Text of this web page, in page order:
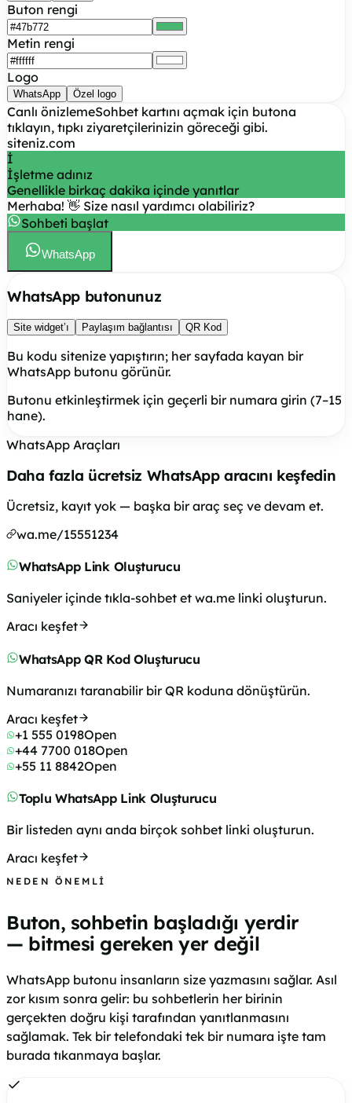
Buton rengi
Metin rengi
Logo
WhatsApp Özel logo
Canlı önizlemeSohbet kartını açmak için butona
tıklayın, tıpkı ziyaretçilerinizin göreceği gibi.
siteniz.com
İ
İşletme adınız
Genellikle birkaç dakika içinde yanıtlar
Merhaba! 👋 Size nasıl yardımcı olabiliriz?
Sohbeti başlat
WhatsApp
WhatsApp butonunuz
Site widget’ı Paylaşım bağlantısı QR Kod
Bu kodu sitenize yapıştırın; her sayfada kayan bir
WhatsApp butonu görünür.
Butonu etkinleştirmek için geçerli bir numara girin (7–15
hane).
WhatsApp Araçları
Daha fazla ücretsiz WhatsApp aracını keşfedin
Ücretsiz, kayıt yok — başka bir araç seç ve devam et.
wa.me/15551234
WhatsApp Link Oluşturucu
Saniyeler içinde tıkla-sohbet et wa.me linki oluşturun.
Aracı keşfet
WhatsApp QR Kod Oluşturucu
Numaranızı taranabilir bir QR koduna dönüştürün.
Aracı keşfet
+1 555 0198Open
+44 7700 018Open
+55 11 8842Open
Toplu WhatsApp Link Oluşturucu
Bir listeden aynı anda birçok sohbet linki oluşturun.
Aracı keşfet
NEDEN ÖNEMLI
Buton, sohbetin başladığı yerdir
— bitmesi gereken yer değil
WhatsApp butonu insanların size yazmasını sağlar. Asıl
zor kısım sonra gelir: bu sohbetlerin her birinin
gerçekten doğru kişi tarafından yanıtlanmasını
sağlamak. Tek bir telefondaki tek bir numara işte tam
burada tıkanmaya başlar.